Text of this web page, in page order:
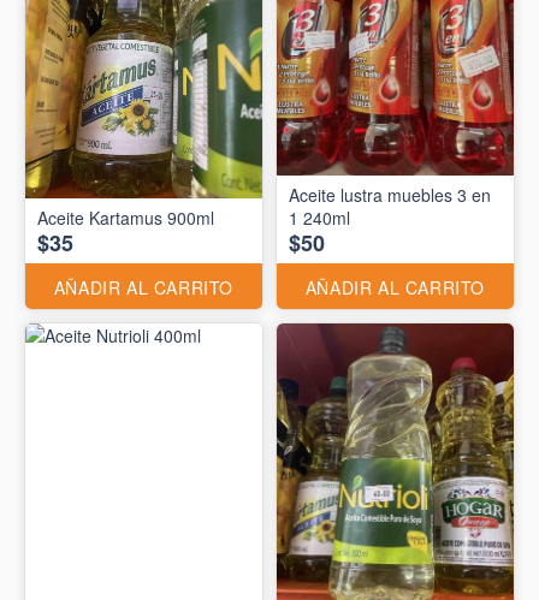
Aceite Kartamus 900ml
$35
AÑADIR AL CARRITO
Aceite lustra muebles 3 en
1 240ml
$50
AÑADIR AL CARRITO